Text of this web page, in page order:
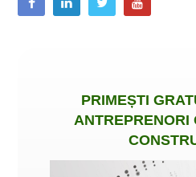
PRIMEȘTI
ANTREPRENORI